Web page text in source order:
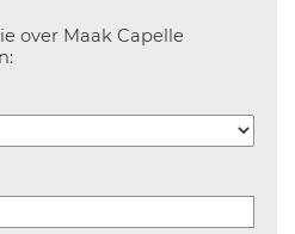
over Maak CapelleAanvinken
Aanvinken om informatie over